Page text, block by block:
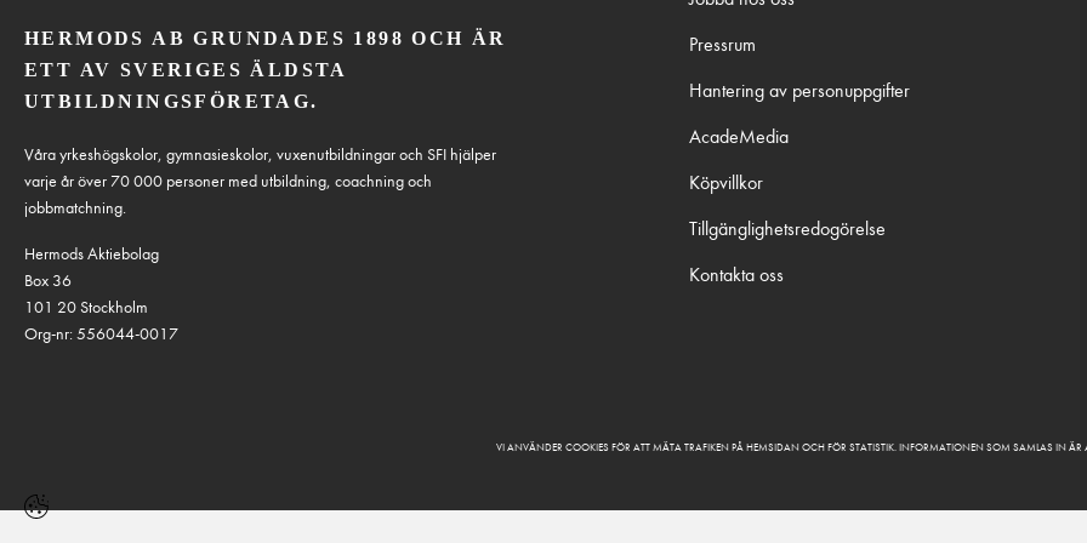
HERMODS AB GRUNDADES 1898 OCH ÄR
ETT AV SVERIGES ÄLDSTA
UTBILDNINGSFÖRETAG.
Våra yrkeshögskolor, gymnasieskolor, vuxenutbildningar och SFI hjälper
varje år över 70 000 personer med utbildning, coachning och
jobbmatchning.
Hermods Aktiebolag
Box 36
101 20 Stockholm
Org-nr: 556044-0017
Pressrum
Hantering av personuppgifter
AcadeMedia
Köpvillkor
Tillgänglighetsredogörelse
Kontakta oss
VI ANVÄNDER COOKIES FÖR ATT MÄTA TRAFIKEN PÅ HEMSIDAN OCH FÖR STATISTIK. INFORMATIONEN SOM SAMLAS IN ÄR